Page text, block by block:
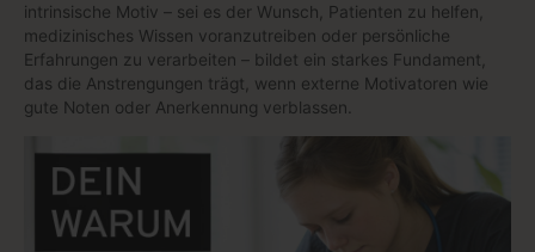
intrinsische Motiv – sei es der Wunsch, Patienten zu helfen,
medizinisches Wissen voranzutreiben oder persönliche
Erfahrungen zu verarbeiten – bildet ein starkes Fundament,
das die Anstrengungen trägt, wenn externe Motivatoren wie
gute Noten oder Anerkennung verblassen.